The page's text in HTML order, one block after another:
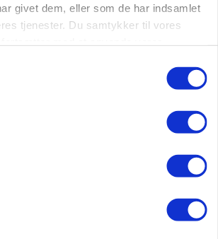
givet dem, eller som de har indsamlet
tjenester. Du samtykker til vores